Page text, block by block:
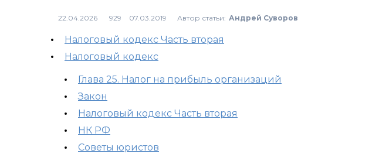
929 Автор статьи: Андрей Суворов
Налоговый кодекс Часть вторая
Налоговый кодекс
Глава 25. Налог на прибыль организаций
Закон
Налоговый кодекс Часть вторая
НК РФ
Советы юристов